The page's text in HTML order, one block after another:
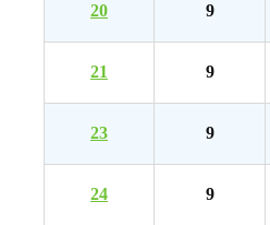
20 9
21 9
23 9
24 9